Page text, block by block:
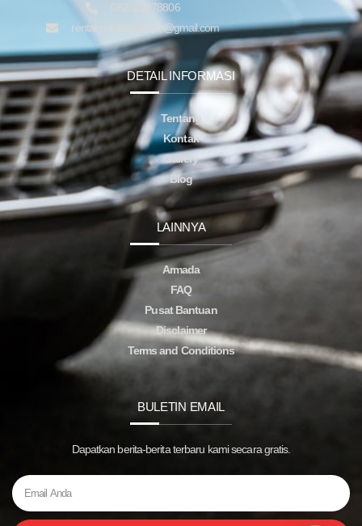
082323878806
rentalmobiltegalsupir@gmail.com
DETAIL INFORMASI
Tentang
Kontak
Gallery
Blog
LAINNYA
Armada
FAQ
Pusat Bantuan
Disclaimer
Terms and Conditions
BULETIN EMAIL
Dapatkan berita-berita terbaru kami secara gratis.